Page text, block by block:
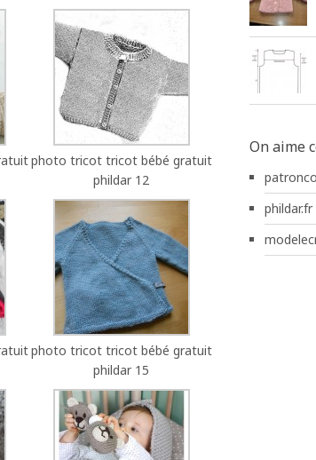
photo tricot tricot bébé gratuit
phildar 12
photo tricot tricot bébé gratuit
phildar 15
On aime
phildar.fr